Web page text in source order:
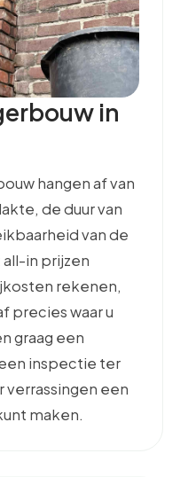
in
hangen af van
de duur van
van de
in prijzen
rekenen,
precies waar u
graag een
inspectie ter
verrassingen een
maken.